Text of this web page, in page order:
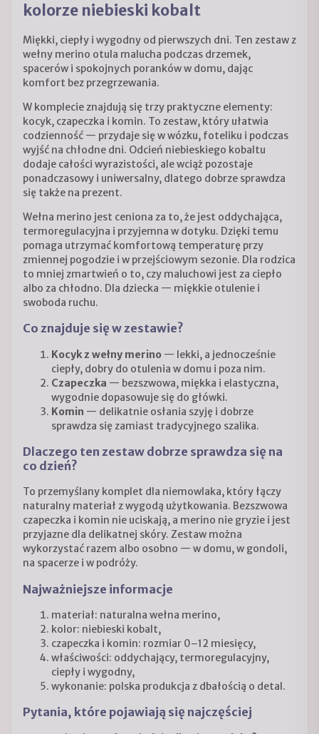
kolorze niebieski kobalt
Miękki, ciepły i wygodny od pierwszych dni. Ten zestaw z
wełny merino otula malucha podczas drzemek,
spacerów i spokojnych poranków w domu, dając
komfort bez przegrzewania.
W komplecie znajdują się trzy praktyczne elementy:
kocyk, czapeczka i komin. To zestaw, który ułatwia
codzienność — przydaje się w wózku, foteliku i podczas
wyjść na chłodne dni. Odcień niebieskiego kobaltu
dodaje całości wyrazistości, ale wciąż pozostaje
ponadczasowy i uniwersalny, dlatego dobrze sprawdza
się także na prezent.
Wełna merino jest ceniona za to, że jest oddychająca,
termoregulacyjna i przyjemna w dotyku. Dzięki temu
pomaga utrzymać komfortową temperaturę przy
zmiennej pogodzie i w przejściowym sezonie. Dla rodzica
to mniej zmartwień o to, czy maluchowi jest za ciepło
albo za chłodno. Dla dziecka — miękkie otulenie i
swoboda ruchu.
Co znajduje się w zestawie?
Kocyk z wełny merino — lekki, a jednocześnie
ciepły, dobry do otulenia w domu i poza nim.
Czapeczka — bezszwowa, miękka i elastyczna,
wygodnie dopasowuje się do główki.
Komin — delikatnie osłania szyję i dobrze
sprawdza się zamiast tradycyjnego szalika.
Dlaczego ten zestaw dobrze sprawdza się na
co dzień?
To przemyślany komplet dla niemowlaka, który łączy
naturalny materiał z wygodą użytkowania. Bezszwowa
czapeczka i komin nie uciskają, a merino nie gryzie i jest
przyjazne dla delikatnej skóry. Zestaw można
wykorzystać razem albo osobno — w domu, w gondoli,
na spacerze i w podróży.
Najważniejsze informacje
materiał: naturalna wełna merino,
kolor: niebieski kobalt,
czapeczka i komin: rozmiar 0–12 miesięcy,
właściwości: oddychający, termoregulacyjny,
ciepły i wygodny,
wykonanie: polska produkcja z dbałością o detal.
Pytania, które pojawiają się najczęściej